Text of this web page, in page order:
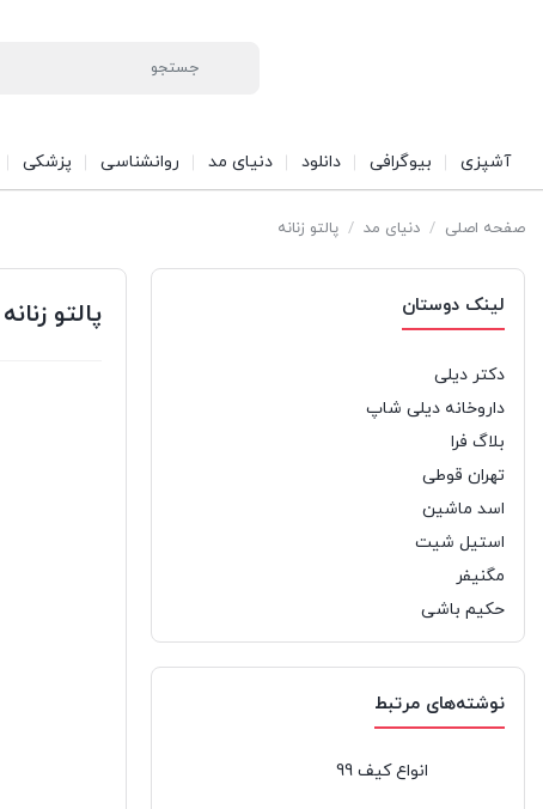
آشپزی بیوگرافی دانلود دنیای مد روانشناسی پزشکی
صفحه اصلی / دنیای مد / پالتو زنانه
لینک دوستان
دکتر دیلی
داروخانه دیلی شاپ
بلاگ فرا
تهران قوطی
اسد ماشین
استیل شیت
مگنیفر
حکیم باشی
نوشته‌های مرتبط
انواع کیف 99
پالتو زنانه